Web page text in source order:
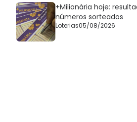
+Milionária hoje:
números sorteados
Loterias05/08/2026